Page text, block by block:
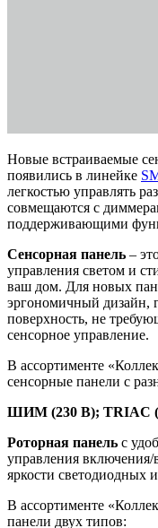
Новые встраиваемые
появились в линейке
легкостью управлять
совмещаются с
поддерживающими
Сенсорная панель –
управления светом и
ваш дом. Для новых
эргономичный дизайн,
поверхность, не
сенсорное управление.
В ассортименте
сенсорные панели с
ШИМ (230 В); TRIAC
Роторная панель с
управления
яркости светодиодных
В ассортименте
панели двух типов: